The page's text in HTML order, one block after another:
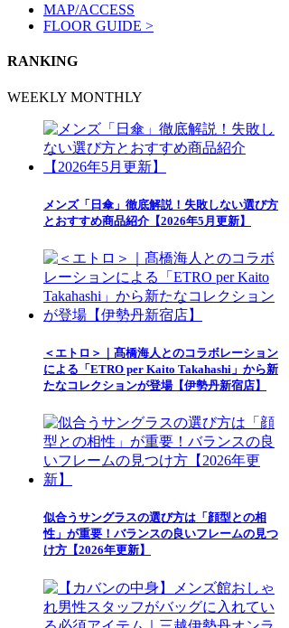
MAP/ACCESS
FLOOR GUIDE >
RANKING
WEEKLY MONTHLY
メンズ「日傘」徹底解説！失敗しない選び方
とおすすめ商品紹介【2026年5月更新】
＜エトロ＞｜髙橋海人とのコラボレーション
による「ETRO per Kaito Takahashi」から新
たなコレクションが登場【伊勢丹新宿店】
似合うサングラスの選び方は「顔型との相
性」が重要！バランスの良いフレームの見つ
け方【2026年更新】